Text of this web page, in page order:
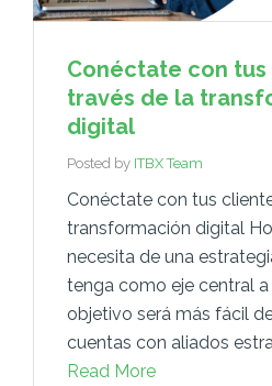
Conéctate con
través de la
digital
Posted by ITBX Team
Conéctate con tus
transformación digital
necesita de una
tenga como eje central
objetivo será más fácil
cuentas con aliados
Read More